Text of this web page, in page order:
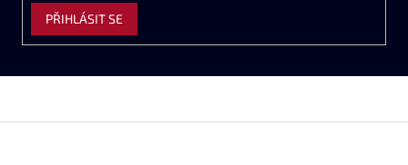
PŘIHLÁSIT SE